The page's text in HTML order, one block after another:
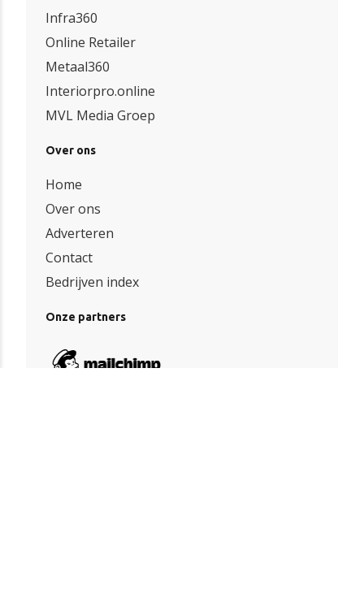
Infra360
Online Retailer
Metaal360
Interiorpro.online
MVL Media Groep
Over ons
Home
Over ons
Adverteren
Contact
Bedrijven index
Onze partners